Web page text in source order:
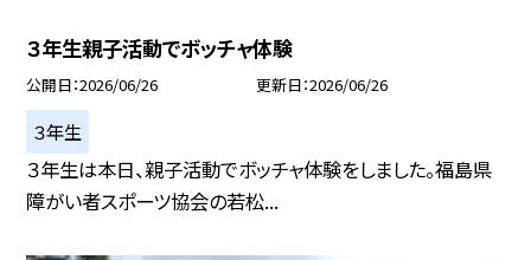
３年生親子活動でボッチャ体験
公開日 2026/06/26 更新日 2026/06/26
３年生
３年生は本日、親子活動でボッチャ体験をしました。福島県
障がい者スポーツ協会の若松...